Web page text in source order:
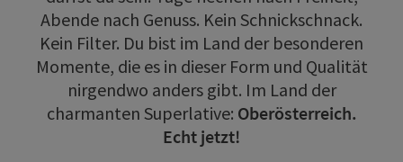
Abende nach Genuss. Kein Schnickschnack.
Kein Filter. Du bist im Land der besonderen
Momente, die es in dieser Form und Qualität
nirgendwo anders gibt. Im Land der
charmanten Superlative: Oberösterreich.
Echt jetzt!